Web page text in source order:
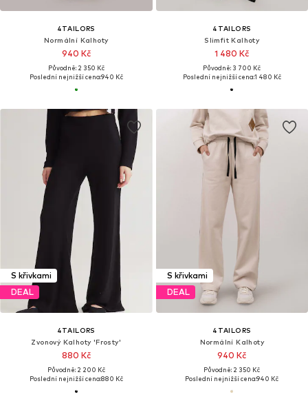
4TAILORS
Normální Kalhoty
940 Kč
Původně: 2 350 Kč
Poslední nejnižší cena:940 Kč
4TAILORS
Slimfit Kalhoty
1 480 Kč
Původně: 3 700 Kč
Poslední nejnižší cena:1 480 Kč
S křivkami
DEAL
4TAILORS
Zvonový Kalhoty 'Frosty'
880 Kč
Původně: 2 200 Kč
Poslední nejnižší cena:880 Kč
S křivkami
DEAL
4TAILORS
Normální Kalhoty
940 Kč
Původně: 2 350 Kč
Poslední nejnižší cena:940 Kč